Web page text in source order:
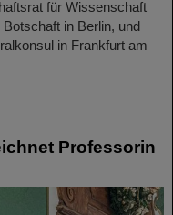
für Wissenschaft
in Berlin, und
in Frankfurt am
Professorin